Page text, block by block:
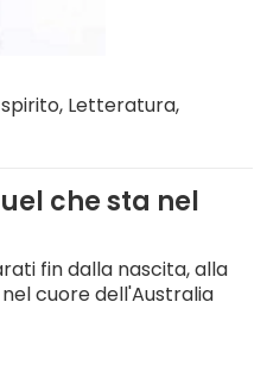
, Letteratura,
che sta nel
fin dalla nascita, alla
cuore dell'Australia